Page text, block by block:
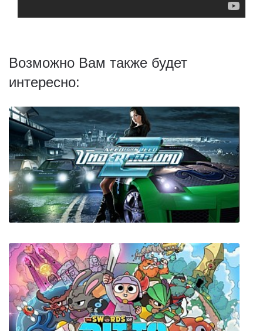
Возможно Вам также будет
интересно:
Need for Speed Underground 2